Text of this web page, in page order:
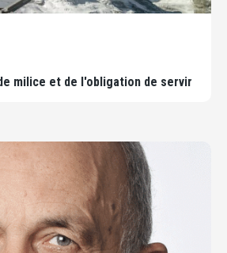
milice et de l'obligation de servir